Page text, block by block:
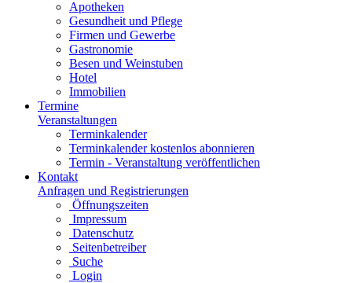
Apotheken
Gesundheit und Pflege
Firmen und Gewerbe
Gastronomie
Besen und Weinstuben
Hotel
Immobilien
Termine
Veranstaltungen
Terminkalender
Terminkalender kostenlos abonnieren
Termin - Veranstaltung veröffentlichen
Kontakt
Anfragen und Registrierungen
Öffnungszeiten
Impressum
Datenschutz
Seitenbetreiber
Suche
Login